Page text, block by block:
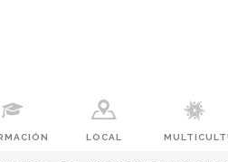
LOCAL